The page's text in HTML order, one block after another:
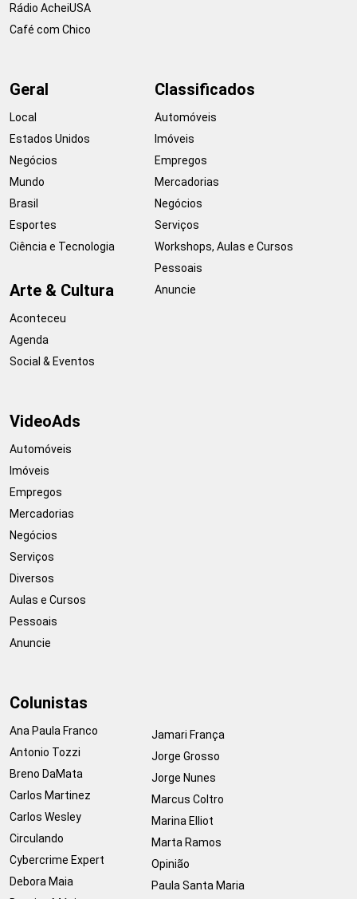
Rádio AcheiUSA
Café com Chico
Geral
Local
Estados Unidos
Negócios
Mundo
Brasil
Esportes
Ciência e Tecnologia
Arte & Cultura
Aconteceu
Agenda
Social & Eventos
Classificados
Automóveis
Imóveis
Empregos
Mercadorias
Negócios
Serviços
Workshops, Aulas e Cursos
Pessoais
Anuncie
VideoAds
Automóveis
Imóveis
Empregos
Mercadorias
Negócios
Serviços
Diversos
Aulas e Cursos
Pessoais
Anuncie
Colunistas
Ana Paula Franco
Antonio Tozzi
Breno DaMata
Carlos Martinez
Carlos Wesley
Circulando
Cybercrime Expert
Debora Maia
Jamari França
Jorge Grosso
Jorge Nunes
Marcus Coltro
Marina Elliot
Marta Ramos
Opinião
Paula Santa Maria